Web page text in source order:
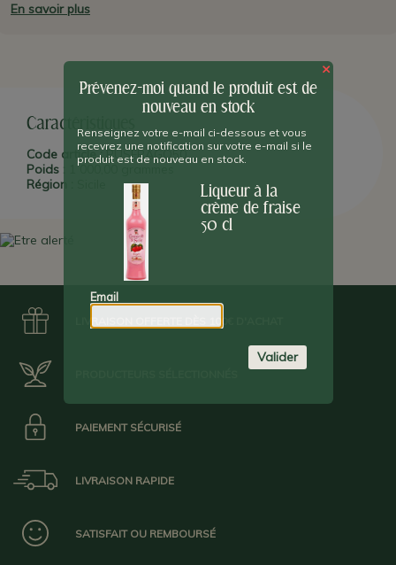
PLUS D'INFO :
Catane
sur les collines del'Etna,enSicile.C'est une distillerie familiale (la
), et c'est actuellement la troisième génération qui
est au commande de la société.
En savoir plus
Caractéristiques
Code article : RUSFRAGO50
Poids :
1 000,00 grammes
Région :
PAIEMENT SÉCURISÉ
LIVRAISON RAPIDE
SATISFAIT OU REMBOURSÉ
×
Prévenez-moi quand le produit est de
nouveau en stock
Renseignez votre e-mail ci-dessous et vous
recevrez une notification sur votre e-mail si le
produit est de nouveau en stock.
Liqueur à la
crème de fraise
50 cl
Email
Valider